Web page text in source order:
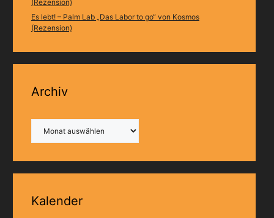
(Rezension)
Es lebt! – Palm Lab „Das Labor to go“ von Kosmos
(Rezension)
Archiv
Kalender